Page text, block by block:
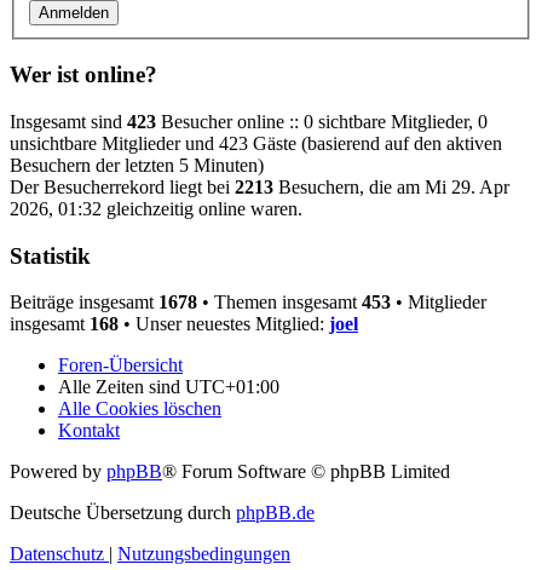
Wer ist online?
Insgesamt sind 423 Besucher online :: 0 sichtbare Mitglieder, 0
unsichtbare Mitglieder und 423 Gäste (basierend auf den aktiven
Besuchern der letzten 5 Minuten)
Der Besucherrekord liegt bei 2213 Besuchern, die am Mi 29. Apr
2026, 01:32 gleichzeitig online waren.
Statistik
Beiträge insgesamt 1678 • Themen insgesamt 453 • Mitglieder
insgesamt 168 • Unser neuestes Mitglied: joel
Foren-Übersicht
Alle Zeiten sind UTC+01:00
Alle Cookies löschen
Kontakt
Powered by phpBB® Forum Software © phpBB Limited
Deutsche Übersetzung durch phpBB.de
Datenschutz | Nutzungsbedingungen